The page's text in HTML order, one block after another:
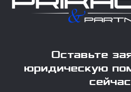
Оставьте
юридическую